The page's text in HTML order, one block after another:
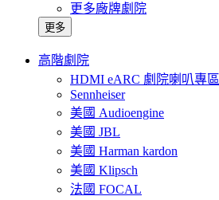
更多廠牌劇院
更多
高階劇院
HDMI eARC 劇院喇叭專區
Sennheiser
美國 Audioengine
美國 JBL
美國 Harman kardon
美國 Klipsch
法國 FOCAL